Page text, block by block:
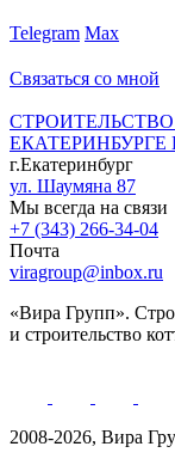
Telegram Max
Связаться со мной
г.Екатеринбург
ул. Шаумяна 87
Мы всегда на связи
+7 (343) 266-34-04
Почта
viragroup@inbox.ru
«Вира Групп».
и строительство
2008-2026, Вира